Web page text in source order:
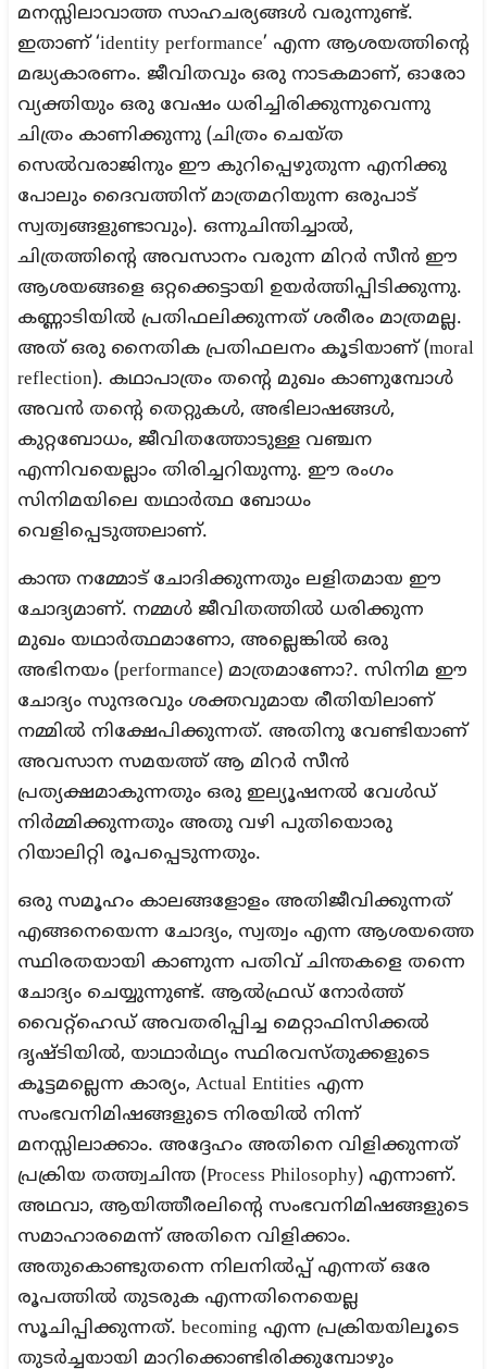
മനസ്സിലാവാത്ത സാഹചര്യങ്ങൾ വരുന്നുണ്ട്.
ഇതാണ് ‘identity performance’ എന്ന ആശയത്തിന്റെ
മദ്ധ്യകാരണം. ജീവിതവും ഒരു നാടകമാണ്, ഓരോ
വ്യക്തിയും ഒരു വേഷം ധരിച്ചിരിക്കുന്നുവെന്നു
ചിത്രം കാണിക്കുന്നു (ചിത്രം ചെയ്ത
സെൽവരാജിനും ഈ കുറിപ്പെഴുതുന്ന എനിക്കു
പോലും ദൈവത്തിന് മാത്രമറിയുന്ന ഒരുപാട്
സ്വത്വങ്ങളുണ്ടാവും). ഒന്നുചിന്തിച്ചാൽ,
ചിത്രത്തിന്റെ അവസാനം വരുന്ന മിറർ സീൻ ഈ
ആശയങ്ങളെ ഒറ്റക്കെട്ടായി ഉയർത്തിപ്പിടിക്കുന്നു.
കണ്ണാടിയിൽ പ്രതിഫലിക്കുന്നത് ശരീരം മാത്രമല്ല.
അത് ഒരു നൈതിക പ്രതിഫലനം കൂടിയാണ് (moral
reflection). കഥാപാത്രം തന്റെ മുഖം കാണുമ്പോൾ
അവൻ തന്റെ തെറ്റുകൾ, അഭിലാഷങ്ങൾ,
കുറ്റബോധം, ജീവിതത്തോടുള്ള വഞ്ചന
എന്നിവയെല്ലാം തിരിച്ചറിയുന്നു. ഈ രംഗം
സിനിമയിലെ യഥാർത്ഥ ബോധം
വെളിപ്പെടുത്തലാണ്.
കാന്ത നമ്മോട് ചോദിക്കുന്നതും ലളിതമായ ഈ
ചോദ്യമാണ്. നമ്മൾ ജീവിതത്തിൽ ധരിക്കുന്ന
മുഖം യഥാർത്ഥമാണോ, അല്ലെങ്കിൽ ഒരു
അഭിനയം (performance) മാത്രമാണോ?. സിനിമ ഈ
ചോദ്യം സുന്ദരവും ശക്തവുമായ രീതിയിലാണ്
നമ്മിൽ നിക്ഷേപിക്കുന്നത്. അതിനു വേണ്ടിയാണ്
അവസാന സമയത്ത് ആ മിറർ സീൻ
പ്രത്യക്ഷമാകുന്നതും ഒരു ഇല്യൂഷനൽ വേൾഡ്
നിർമ്മിക്കുന്നതും അതു വഴി പുതിയൊരു
റിയാലിറ്റി രൂപപ്പെടുന്നതും.
ഒരു സമൂഹം കാലങ്ങളോളം അതിജീവിക്കുന്നത്
എങ്ങനെയെന്ന ചോദ്യം, സ്വത്വം എന്ന ആശയത്തെ
സ്ഥിരതയായി കാണുന്ന പതിവ് ചിന്തകളെ തന്നെ
ചോദ്യം ചെയ്യുന്നുണ്ട്. ആൽഫ്രഡ് നോർത്ത്
വൈറ്റ്ഹെഡ് അവതരിപ്പിച്ച മെറ്റാഫിസിക്കൽ
ദൃഷ്ടിയിൽ, യാഥാർഥ്യം സ്ഥിരവസ്തുക്കളുടെ
കൂട്ടമല്ലെന്ന കാര്യം, Actual Entities എന്ന
സംഭവനിമിഷങ്ങളുടെ നിരയിൽ നിന്ന്
മനസ്സിലാക്കാം. അദ്ദേഹം അതിനെ വിളിക്കുന്നത്
പ്രക്രിയ തത്ത്വചിന്ത (Process Philosophy) എന്നാണ്.
അഥവാ, ആയിത്തീരലിന്റെ സംഭവനിമിഷങ്ങളുടെ
സമാഹാരമെന്ന് അതിനെ വിളിക്കാം.
അതുകൊണ്ടുതന്നെ നിലനിൽപ്പ് എന്നത് ഒരേ
രൂപത്തിൽ തുടരുക എന്നതിനെയെല്ല
സൂചിപ്പിക്കുന്നത്. becoming എന്ന പ്രക്രിയയിലൂടെ
തുടർച്ചയായി മാറിക്കൊണ്ടിരിക്കുമ്പോഴും